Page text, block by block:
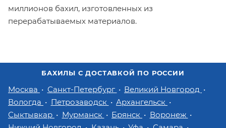
миллионов бахил, изготовленных из
перерабатываемых материалов.
БАХИЛЫ С ДОСТАВКОЙ ПО РОССИИ
Москва Санкт-Петербург
Великий Новгород
Вологда
Петрозаводск
Архангельск
Сыктывкар
Мурманск Брянск
Воронеж